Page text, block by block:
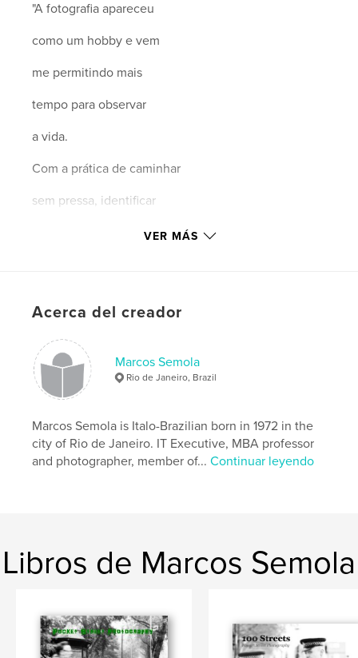
"A fotografia apareceu
como um hobby e vem
me permitindo mais
tempo para observar
a vida.
Com a prática de caminhar
sem pressa, identificar
aprendi o quanto deixamos
para trás a cada minuto.
Aprendi que o tempo passa
rápido demais. Que qualidade
ser feliz em pequenas porções
Simples como a vida deve ser."
VER MÁS
Acerca del creador
Marcos Semola
Rio de Janeiro, Brazil
Marcos Semola is Italo-Brazilian born in 1972 in the
city of Rio de Janeiro. IT Executive, MBA professor
and photographer, member of...Continuar leyendo
Libros de Marcos Semola